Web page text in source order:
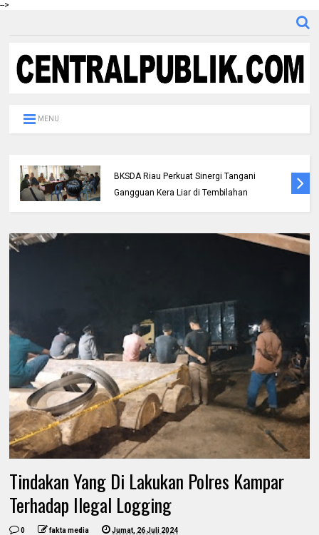
-->
MENU
BKSDA Riau Perkuat Sinergi Tangani
Gangguan Kera Liar di Tembilahan
Tindakan Yang Di Lakukan Polres Kampar
Terhadap Ilegal Logging
0 fakta media Jumat, 26 Juli 2024